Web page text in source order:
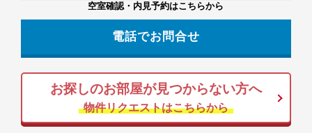
空室確認・内見予約はこちらから
電話でお問合せ
お探しのお部屋が見つからない方へ
物件リクエストはこちらから